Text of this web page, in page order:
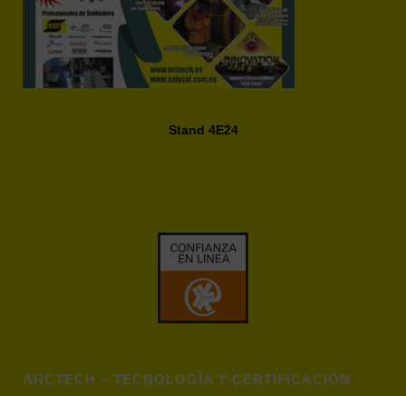
Stand 4E24
ARCTECH – TECNOLOGÍA Y CERTIFICACIÓN